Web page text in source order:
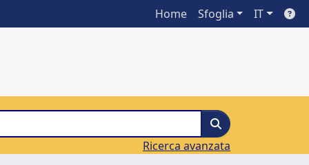
Home Sfoglia IT
Ricerca avanzata